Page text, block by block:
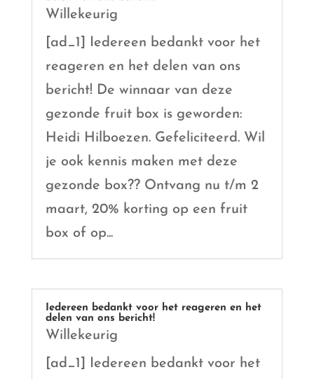
Willekeurig
[ad_1] Iedereen bedankt voor het
reageren en het delen van ons
bericht! De winnaar van deze
gezonde fruit box is geworden:
Heidi Hilboezen. Gefeliciteerd. Wil
je ook kennis maken met deze
gezonde box?? Ontvang nu t/m 2
maart, 20% korting op een fruit
box of op...
Iedereen bedankt voor het reageren en het
delen van ons bericht!
Willekeurig
[ad_1] Iedereen bedankt voor het